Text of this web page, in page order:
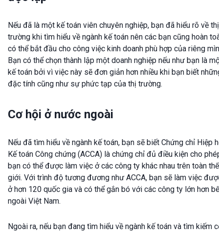
Nếu đã là một kế toán viên chuyên nghiệp, bạn đã hiểu rõ về thị
trường khi tìm hiểu về ngành kế toán nên các bạn cũng hoàn
có thể bắt đầu cho công việc kinh doanh phù hợp của riêng
Bạn có thể chọn thành lập một doanh nghiệp nếu như bạn là
kế toán bởi vì việc này sẽ đơn giản hơn nhiều khi bạn biết
đặc tính cũng như sự phức tạp của thị trường.
Cơ hội ở nước ngoài
Nếu đã tìm hiểu về ngành kế toán, bạn sẽ biết Chứng chỉ Hiệp
Kế toán Công chứng (ACCA) là chứng chỉ đủ điều kiện cho
bạn có thể được làm việc ở các công ty khác nhau trên toàn thế
giới. Với trình độ tương đương như ACCA, bạn sẽ làm việc
ở hơn 120 quốc gia và có thể gắn bó với các công ty lớn hơn
ngoài Việt Nam.
Ngoài ra, nếu bạn đang tìm hiểu về ngành kế toán và tìm kiếm